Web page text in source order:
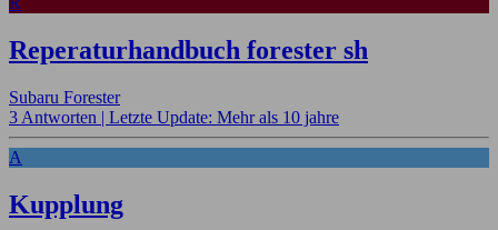
Reperaturhandbuch forester sh
Subaru Forester
3 Antworten | Letzte Update: Mehr als 10 jahre
A
Kupplung